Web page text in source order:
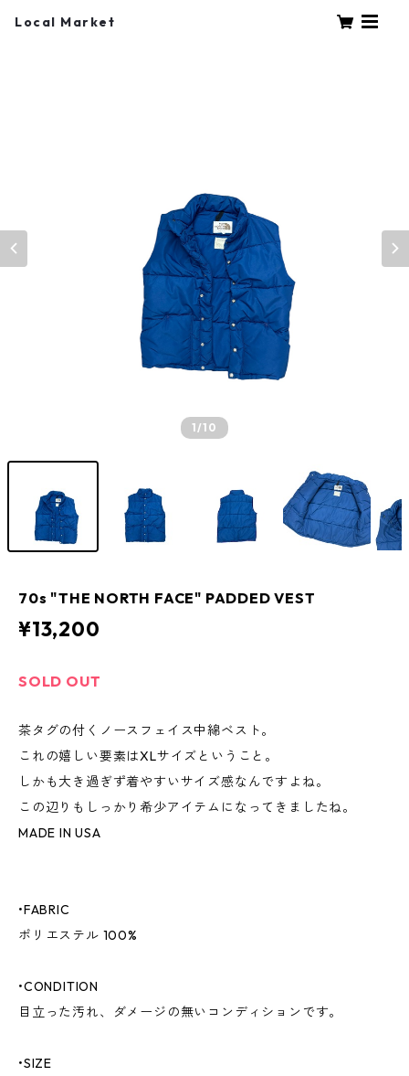
Local Market
1/10
70s "THE NORTH FACE" PADDED VEST
¥13,200
SOLD OUT
茶タグの付くノースフェイス中綿ベスト。
これの嬉しい要素はXLサイズということ。
しかも大き過ぎず着やすいサイズ感なんですよね。
この辺りもしっかり希少アイテムになってきましたね。
MADE IN USA
•FABRIC
ポリエステル 100%
•CONDITION
目立った汚れ、ダメージの無いコンディションです。
•SIZE